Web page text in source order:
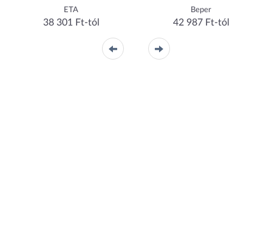
ETA
38 301 Ft-tól
Beper
42 987 Ft-tól